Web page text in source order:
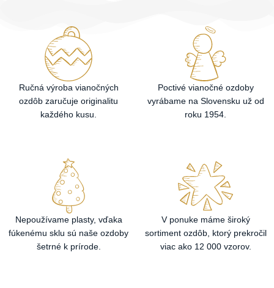
Ručná výroba vianočných
ozdôb zaručuje originalitu
každého kusu.
Poctivé vianočné ozdoby
vyrábame na Slovensku už od
roku 1954.
Nepoužívame plasty, vďaka
fúkenému sklu sú naše ozdoby
šetrné k prírode.
V ponuke máme široký
sortiment ozdôb, ktorý prekročil
viac ako 12 000 vzorov.